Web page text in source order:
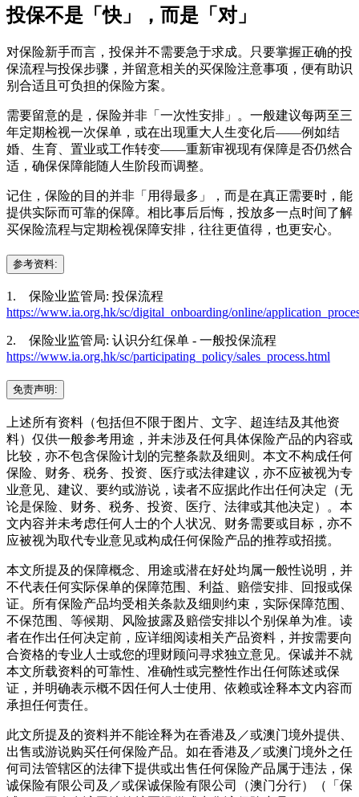
投保不是「快」，而是「对」
对保险新手而言，投保并不需要急于求成。只要掌握正确的投
保流程与投保步骤，并留意相关的买保险注意事项，便有助识
别合适且可负担的保险方案。
需要留意的是，保险并非「一次性安排」。一般建议每两至三
年定期检视一次保单，或在出现重大人生变化后——例如结
婚、生育、置业或工作转变——重新审视现有保障是否仍然合
适，确保保障能随人生阶段而调整。
记住，保险的目的并非「用得最多」，而是在真正需要时，能
提供实际而可靠的保障。相比事后后悔，投放多一点时间了解
买保险流程与定期检视保障安排，往往更值得，也更安心。
参考资料:
1. 保险业监管局: 投保流程
https://www.ia.org.hk/sc/digital_onboarding/online/
2. 保险业监管局: 认识分红保单 - 一般投保流程
https://www.ia.org.hk/sc/participating_policy/sales_process.html
免责声明:
上述所有资料（包括但不限于图片、文字、超连结及其他资
料）仅供一般参考用途，并未涉及任何具体保险产品的内容或
比较，亦不包含保险计划的完整条款及细则。本文不构成任何
保险、财务、税务、投资、医疗或法律建议，亦不应被视为专
业意见、建议、要约或游说，读者不应据此作出任何决定（无
论是保险、财务、税务、投资、医疗、法律或其他决定）。本
文内容并未考虑任何人士的个人状况、财务需要或目标，亦不
应被视为取代专业意见或构成任何保险产品的推荐或招揽。
本文所提及的保障概念、用途或潜在好处均属一般性说明，并
不代表任何实际保单的保障范围、利益、赔偿安排、回报或保
证。所有保险产品均受相关条款及细则约束，实际保障范围、
不保范围、等候期、风险披露及赔偿安排以个别保单为准。读
者在作出任何决定前，应详细阅读相关产品资料，并按需要向
合资格的专业人士或您的理财顾问寻求独立意见。保诚并不就
本文所载资料的可靠性、准确性或完整性作出任何陈述或保
证，并明确表示概不因任何人士使用、依赖或诠释本文内容而
承担任何责任。
此文所提及的资料并不能诠释为在香港及／或澳门境外提供、
出售或游说购买任何保险产品。如在香港及／或澳门境外之任
何司法管辖区的法律下提供或出售任何保险产品属于违法，保
诚保险有限公司及／或保诚保险有限公司（澳门分行）（「保